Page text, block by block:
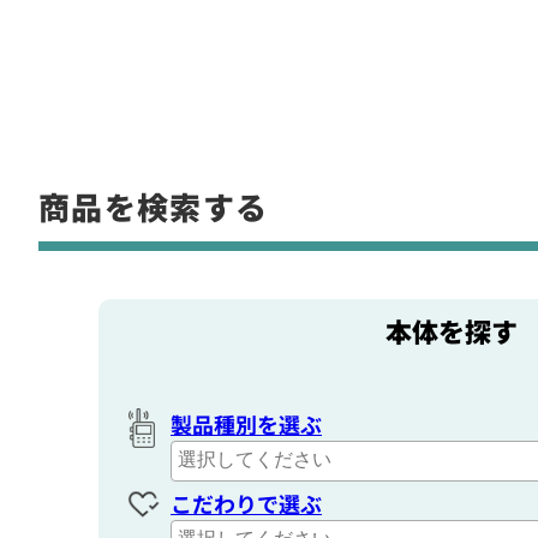
商品を検索する
本体を探す
製品種別を選ぶ
こだわりで選ぶ